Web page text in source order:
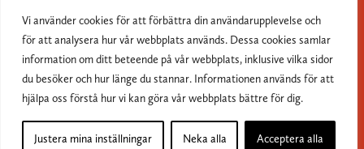
Vi använder cookies för att förbättra din användarupplevelse och
för att analysera hur vår webbplats används. Dessa cookies samlar
information om ditt beteende på vår webbplats, inklusive vilka sidor
du besöker och hur länge du stannar. Informationen används för att
hjälpa oss förstå hur vi kan göra vår webbplats bättre för dig.
Justera mina inställningar Neka alla Acceptera alla
Om Bonnierförlagen
Cookies
Integritetspolicy